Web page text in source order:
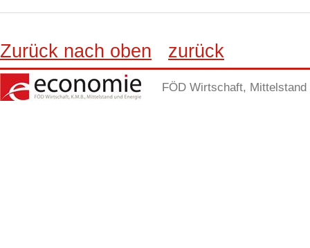
Zurück nach oben zurück
FÖD Wirtschaft, Mittelstand